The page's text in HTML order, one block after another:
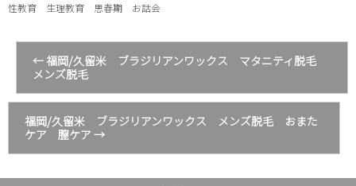
性教育 生理教育 思春期 お話会
←福岡/久留米 ブラジリアンワックス マタニティ脱毛
メンズ脱毛
福岡/久留米 ブラジリアンワックス メンズ脱毛 おまた
ケア 膣ケア →